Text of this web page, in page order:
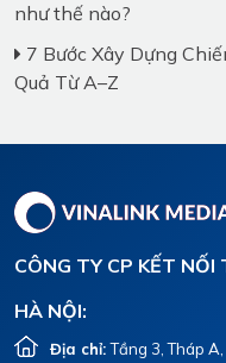
như thế nào?
7 Bước Xây Dựng
Quả Từ A–Z
CÔNG TY CP KẾT
HÀ NỘI:
Địa chỉ:Tầng 3, Tháp